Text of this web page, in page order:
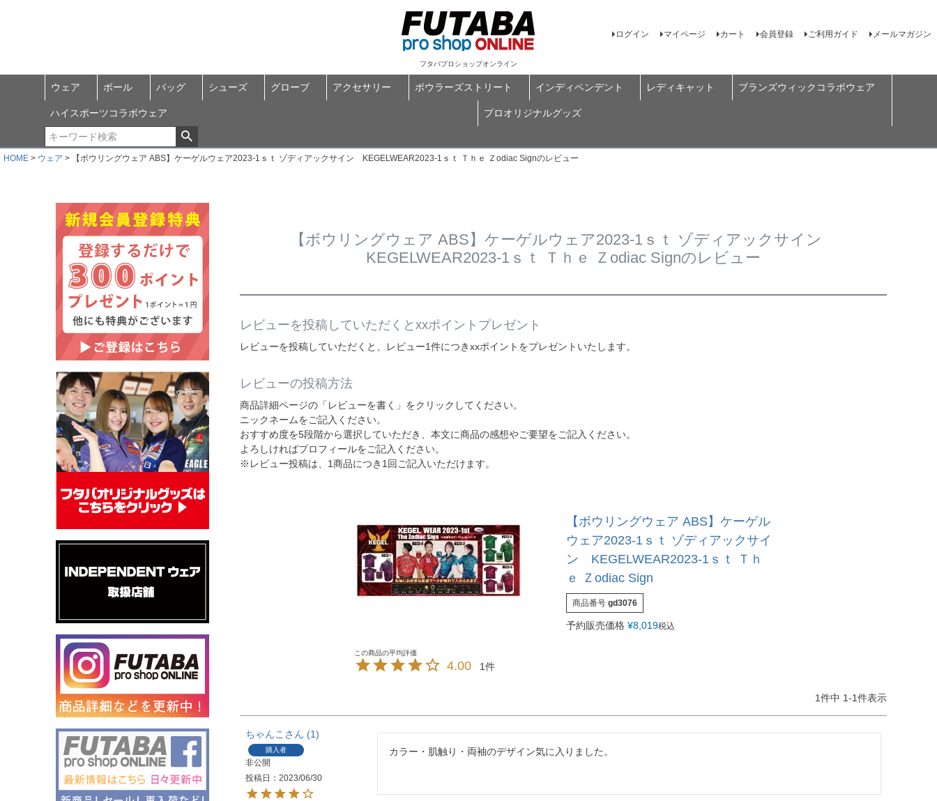
フタバプロショップオンライン
ログイン マイページ カート 会員登録 ご利用ガイド メールマガジン
ウェア ボール バッグ シューズ グローブ アクセサリー ボウラーズストリート インディペンデント レディキャット ブランズウィックコラボウェア
ハイスポーツコラボウェア プロオリジナルグッズ
HOME ウェア 【ボウリングウェア ABS】ケーゲルウェア2023-1ｓｔ ゾディアックサイン KEGELWEAR2023-1ｓｔ Ｔｈｅ Ｚodiac Signのレビュー
【ボウリングウェア ABS】ケーゲルウェア2023-1ｓｔ ゾディアックサイン
KEGELWEAR2023-1ｓｔ Ｔｈｅ Ｚodiac Signのレビュー
レビューを投稿していただくとxxポイントプレゼント
レビューを投稿していただくと、レビュー1件につきxxポイントをプレゼントいたします。
レビューの投稿方法
商品詳細ページの「レビューを書く」をクリックしてください。
ニックネームをご記入ください。
おすすめ度を5段階から選択していただき、本文に商品の感想やご要望をご記入ください。
よろしければプロフィールをご記入ください。
※レビュー投稿は、1商品につき1回ご記入いただけます。
【ボウリングウェア ABS】ケーゲル
ウェア2023-1ｓｔ ゾディアックサイ
ン KEGELWEAR2023-1ｓｔ Ｔｈ
ｅ Ｚodiac Sign
商品番号 gd3076
予約販売価格 ¥8,019税込
4.00 1
1件中 1-1件表示
ちゃんこ 1
購入者
非公開
投稿日
2023/06/30
カラー・肌触り・両袖のデザイン気に入りました。